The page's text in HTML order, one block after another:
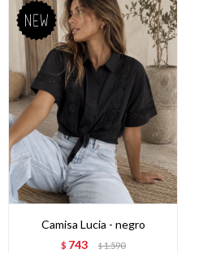
Camisa Lucia - negro
$ 743 $1.590